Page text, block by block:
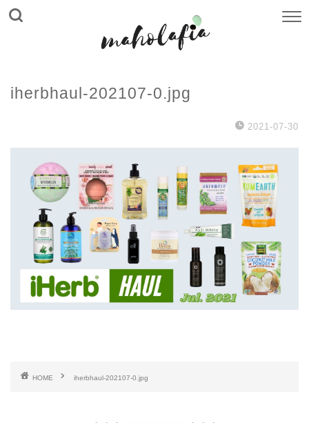
iherbhaul-202107-0.jpg
2021-07-30
HOME iherbhaul-202107-0.jpg